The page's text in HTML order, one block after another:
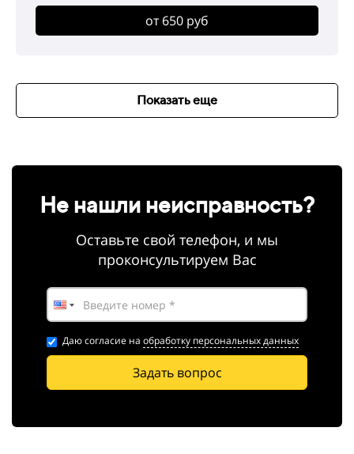
от 650 руб
Показать еще
Не нашли неисправность?
Оставьте свой телефон, и мы
проконсультируем Вас
Даю согласие на обработку персональных данных
Задать вопрос